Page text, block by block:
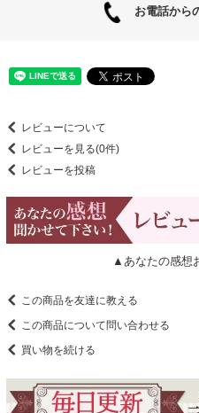
お電話から
レビューについて
レビューを見る(0件)
レビューを投稿
▲あなたの感想
この商品を友達に教える
この商品について問い合わせる
買い物を続ける